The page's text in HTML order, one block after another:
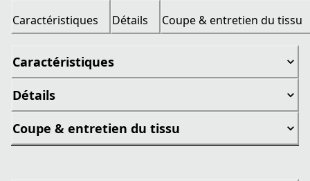
Caractéristiques Détails Coupe & entretien du tissu
Caractéristiques
Détails
Coupe & entretien du tissu